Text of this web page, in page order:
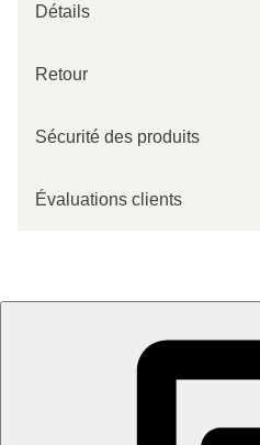
Détails
Retour
Sécurité des produits
Évaluations clients